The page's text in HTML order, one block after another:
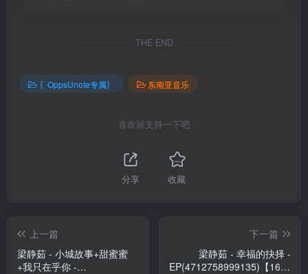
THE END
〖OppsUnote专属〗 东南亚音乐
喜欢就支持一下吧
分享 收藏
上一篇
梁静茹 - 小城故事+甜蜜蜜
+我只在乎你 -
下一篇
梁静茹 - 幸福的抉择 -
EP(4712758999135)【16bit